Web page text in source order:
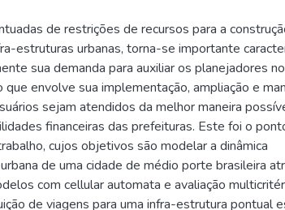
de restrições de recursos para a
estruturas urbanas, torna-se importante
sua demanda para auxiliar os planejadores no
envolve sua implementação, ampliação e
sejam atendidos da melhor maneira
financeiras das prefeituras. Este foi o
cujos objetivos são modelar a dinâmica
de uma cidade de médio porte brasileira
com cellular automata e avaliação
de viagens para uma infra-estrutura pontual